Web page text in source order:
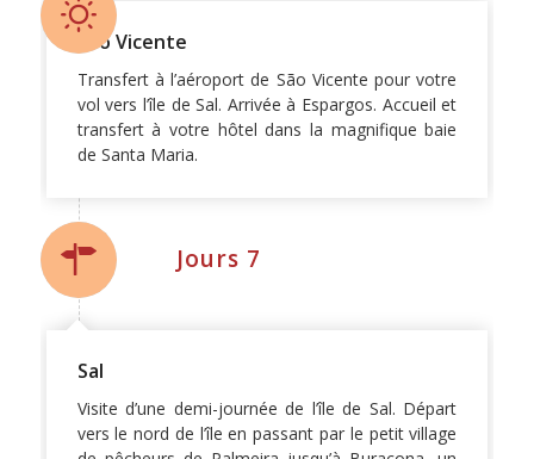
São Vicente
Transfert à l’aéroport de São Vicente pour votre
vol vers l’île de Sal. Arrivée à Espargos. Accueil et
transfert à votre hôtel dans la magnifique baie
de Santa Maria.
Jours 7
Sal
Visite d’une demi-journée de l’île de Sal. Départ
vers le nord de l’île en passant par le petit village